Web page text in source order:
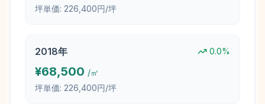
坪単価: 226,400円/坪
2018年 0.0%
¥68,500 /㎡
坪単価: 226,400円/坪